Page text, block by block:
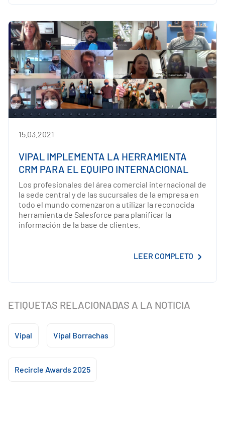
15.03.2021
VIPAL IMPLEMENTA LA HERRAMIENTA
CRM PARA EL EQUIPO INTERNACIONAL
Los profesionales del área comercial internacional de
la sede central y de las sucursales de la empresa en
todo el mundo comenzaron a utilizar la reconocida
herramienta de Salesforce para planificar la
información de la base de clientes.
LEER COMPLETO
ETIQUETAS RELACIONADAS A LA NOTICIA
Vipal Vipal Borrachas
Recircle Awards 2025